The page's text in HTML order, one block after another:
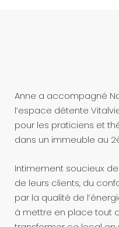
Anne a accompagné
l’espace détente
pour les praticiens et
dans un immeuble au
Intimement soucieux
de leurs clients, du
par la qualité de
à mettre en place tout